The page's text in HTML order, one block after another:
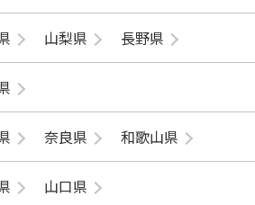
山梨県 長野県
奈良県 和歌山県
山口県